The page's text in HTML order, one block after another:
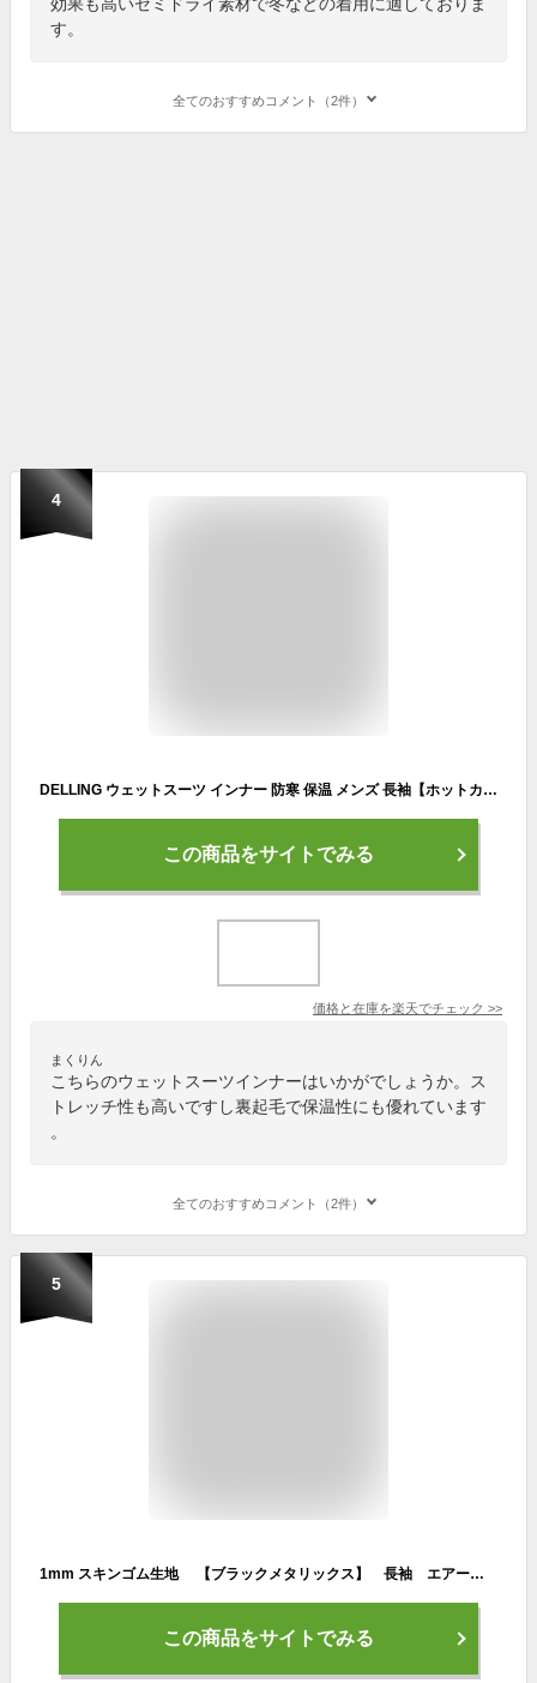
す。
全てのおすすめコメント（2件）
4
DELLING ウェットスーツ インナー 防寒 保温 メンズ 長袖【ホットカプセル ノーマル（HCノーマル）】サーフィン ダイビング ドライスーツ セミドライ ウェットインナー インナーウェア アンダーウェア 起毛 冬 抗菌 SUP 冷え対策
この商品をサイトでみる
価格と在庫を楽天でチェック >>
まくりん
こちらのウェットスーツインナーはいかがでしょうか。ス
トレッチ性も高いですし裏起毛で保温性にも優れています
。
全てのおすすめコメント（2件）
5
1mm スキンゴム生地 【ブラックメタリックス】 長袖 エアースキン AIR SKIN 日本製 ダイビング 防寒インナー 保温 ウエットスーツ用インナー 10312
この商品をサイトでみる